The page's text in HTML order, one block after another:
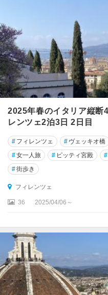
ト
リ
エ
ス
テ
ト
リ
ノ
ト
レ
ン
ー
ア
ト
ア
デ
ィ
2025年春のイタリア縦
レンツェ2泊3日 2日目
# フィレンツェ # ヴェッキオ橋
#女一人旅 # ピッティ宮殿 #
#街歩き
フィレンツェ
36 2025/04/06～